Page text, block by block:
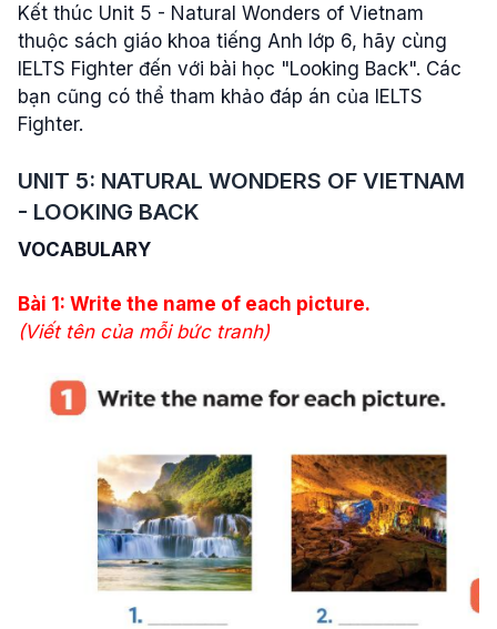
Kết thúc Unit 5 - Natural Wonders of Vietnam
thuộc sách giáo khoa tiếng Anh lớp 6, hãy cùng
IELTS Fighter đến với bài học "Looking Back". Các
bạn cũng có thể tham khảo đáp án của IELTS
Fighter.
UNIT 5: NATURAL WONDERS OF VIETNAM
- LOOKING BACK
VOCABULARY
Bài 1: Write the name of each picture.
(Viết tên của mỗi bức tranh)